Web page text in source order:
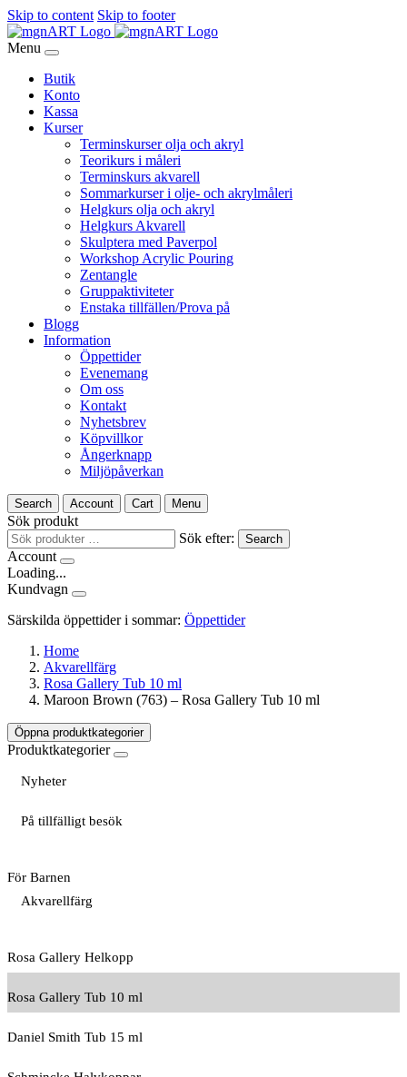
Skip to content Skip to footer
Menu
Butik
Konto
Kassa
Kurser
Terminskurser olja och akryl
Teorikurs i måleri
Terminskurs akvarell
Sommarkurser i olje- och akrylmåleri
Helgkurs olja och akryl
Helgkurs Akvarell
Skulptera med Paverpol
Workshop Acrylic Pouring
Zentangle
Gruppaktiviteter
Enstaka tillfällen/Prova på
Blogg
Information
Öppettider
Evenemang
Om oss
Kontakt
Nyhetsbrev
Köpvillkor
Ångerknapp
Miljöpåverkan
Search Account Cart Menu
Sök produkt
Sök efter:
Search
Account
Loading...
Kundvagn
Särskilda öppettider i sommar: Öppettider
Home
Akvarellfärg
Rosa Gallery Tub 10 ml
Maroon Brown (763) – Rosa Gallery Tub 10 ml
Öppna produktkategorier
Produktkategorier
Nyheter
På tillfälligt besök
För Barnen
Akvarellfärg
Rosa Gallery Helkopp
Rosa Gallery Tub 10 ml
Daniel Smith Tub 15 ml